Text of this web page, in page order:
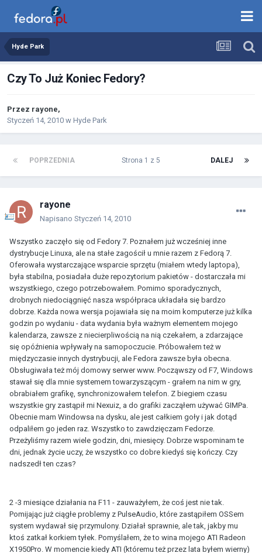
Hyde Park
Czy To Już Koniec Fedory?
Przez rayone,
Styczeń 14, 2010 w Hyde Park
POPRZEDNIA DALEJ
Strona 1 z 5
rayone
Napisano Styczeń 14, 2010
Wszystko zaczęło się od Fedory 7. Poznałem już wcześniej inne
dystrybucje Linuxa, ale na stałe zagościł u mnie razem z Fedorą 7.
Oferowała wystarczające wsparcie sprzętu (miałem wtedy laptopa),
była stabilna, posiadała duże repozytorium pakietów - dostarczała mi
wszystkiego, czego potrzebowałem. Pomimo sporadycznych,
drobnych niedociągnięć nasza współpraca układała się bardzo
dobrze. Każda nowa wersja pojawiała się na moim komputerze już kilka
godzin po wydaniu - data wydania była ważnym elementem mojego
kalendarza, zawsze z niecierpliwością na nią czekałem, a zdarzające
się opóźnienia wpływały na samopoczucie. Próbowałem też w
międzyczasie innych dystrybucji, ale Fedora zawsze była obecna.
Obsługiwała też mój domowy serwer www. Począwszy od F7, Windows
stawał się dla mnie systemem towarzyszącym - grałem na nim w gry,
obrabiałem grafikę, synchronizowałem telefon. Z biegiem czasu
wszystkie gry zastąpił mi Nexuiz, a do grafiki zacząłem używać GIMPa.
Obecnie mam Windowsa na dysku, ale jest całkiem goły i jak dotąd
odpaliłem go jeden raz. Wszystko to zawdzięczam Fedorze.
Przeżyliśmy razem wiele godzin, dni, miesięcy. Dobrze wspominam te
dni, jednak życie uczy, że wszystko co dobre kiedyś się kończy. Czy
nadszedł ten czas?
2 -3 miesiące działania na F11 - zauważyłem, że coś jest nie tak.
Pomijając już ciągłe problemy z PulseAudio, które zastąpiłem OSSem
system wydawał się przymulony. Działał sprawnie, ale tak, jakby mu
ktoś zatkał korkiem tyłek. Pomyślałem, że to wina mojego ATI Radeon
X1950Pro. W momencie kiedy ATI (któremu też przez lata byłem wierny)